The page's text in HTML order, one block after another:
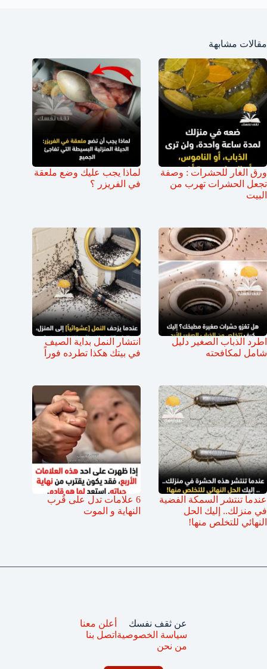
مقالات مشابهة
ورق الغار للحشرات : وصفة
تجعل الحشرات تهرب من
البيت
لماذا يجب عليك وضع ملعقة
في الفريزر ؟
اطرد الذباب الصغير دليل
شامل لمكافحته
انتشار النمل بداية الصيف
في بيتك هكذا تطرده فوراً
عندما تنتشر السمكة الفضية
في منزلك.. إليك الحل
النهائي للتخلص منها!
6 علامات تدل على قُرب
النهاية و الموت
عن ثقف نفسك
سياسة الخصوصية
من نحن
أعلن معنا
اتصل بنا